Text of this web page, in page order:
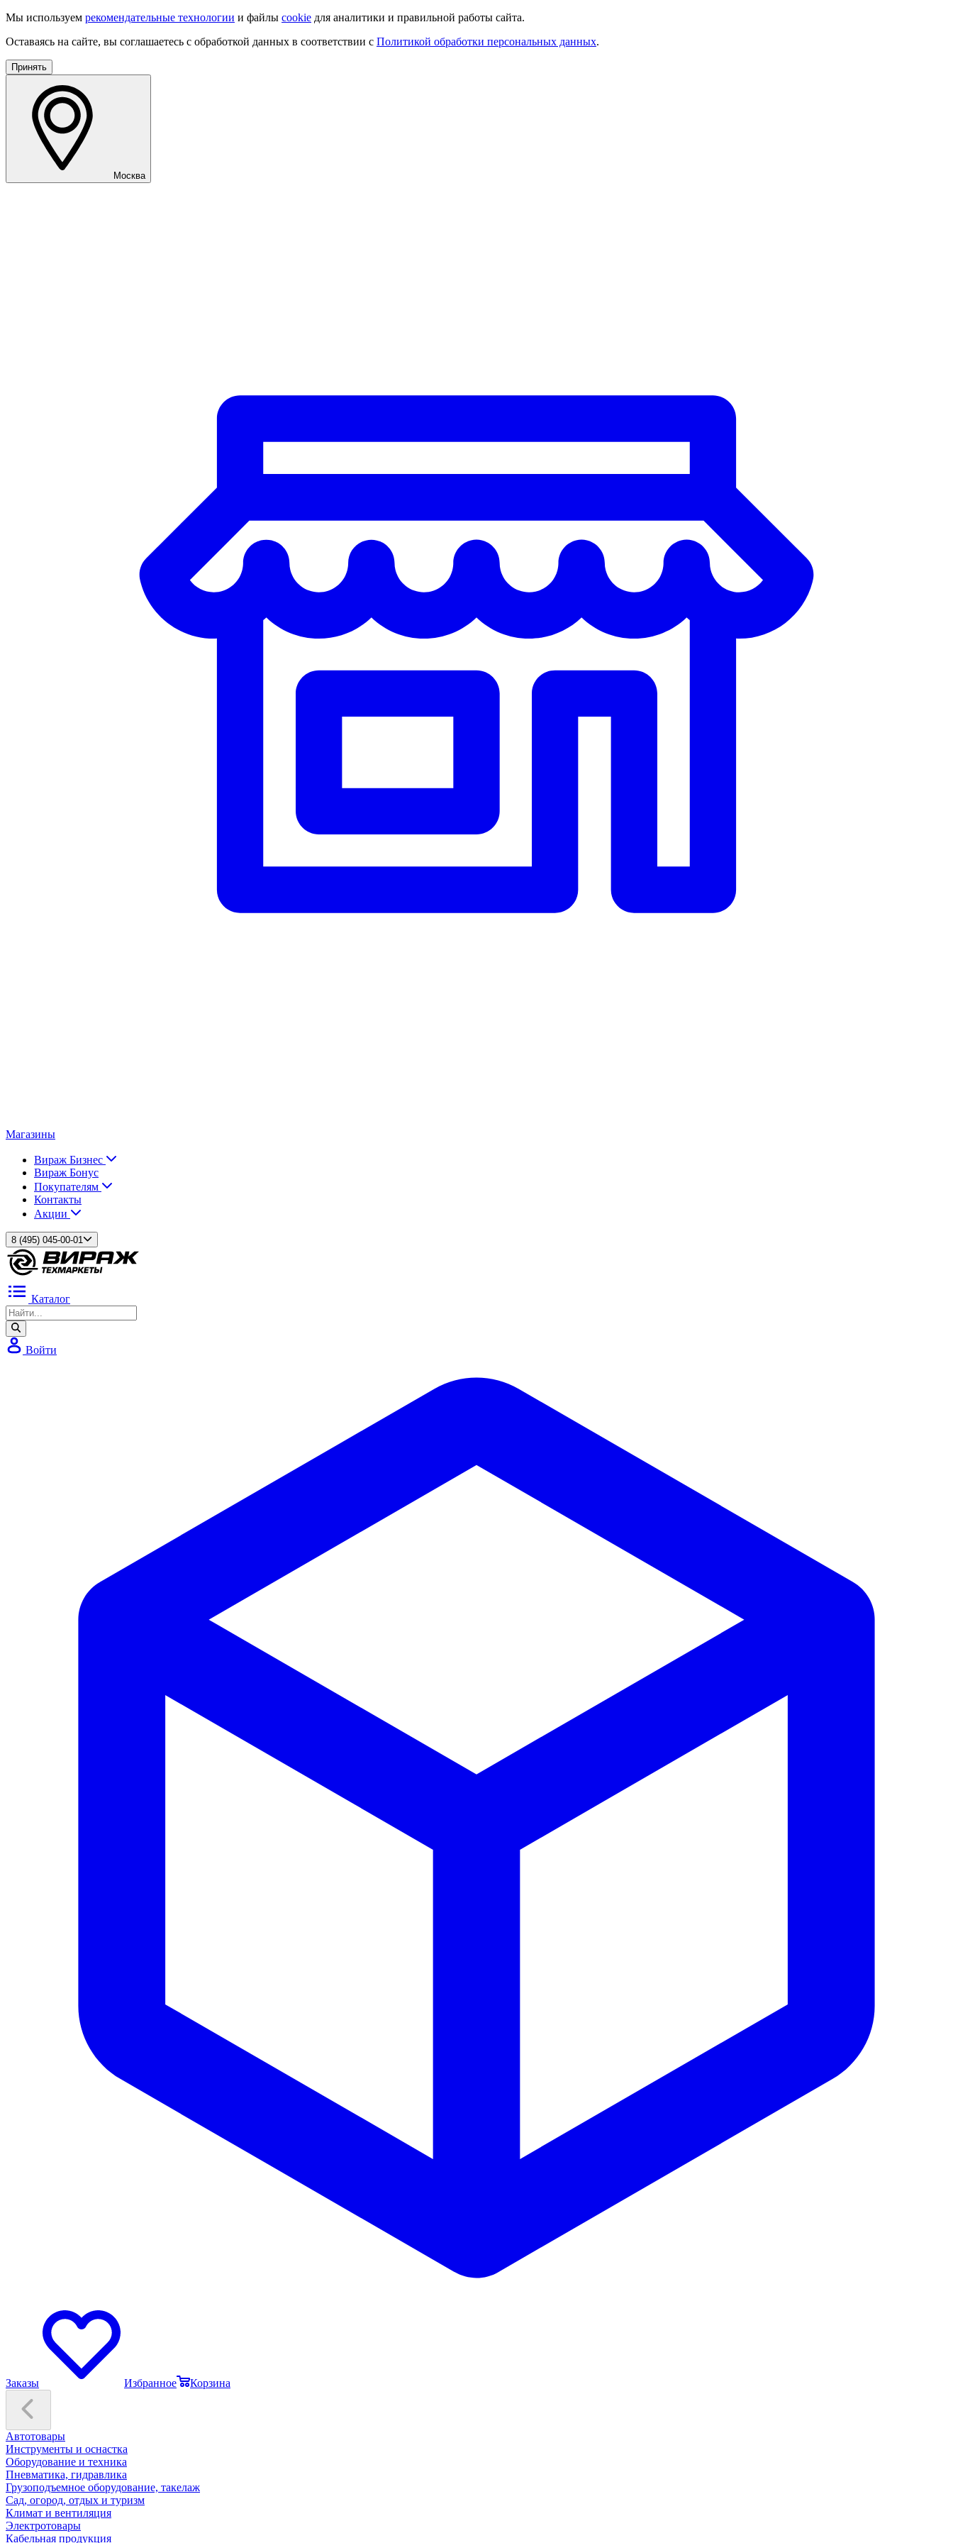
Мы используем рекомендательные технологии и файлы cookie для аналитики и правильной работы сайта.
Оставаясь на сайте, вы соглашаетесь с обработкой данных в соответствии с Политикой обработки персональных данных.
Принять
Москва
Магазины
Вираж Бизнес
Вираж Бонус
Покупателям
Контакты
Акции
8 (495) 045-00-01
Каталог
Войти
Заказы Избранное Корзина
Автотовары
Инструменты и оснастка
Оборудование и техника
Пневматика, гидравлика
Грузоподъемное оборудование, такелаж
Сад, огород, отдых и туризм
Климат и вентиляция
Электротовары
Кабельная продукция